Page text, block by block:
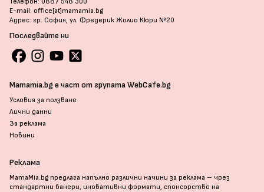
E-mail: office[at]mamamia.bg
Адрес: гр. София, ул. Фредерик Жолио Кюри №20
Последвайте ни
Mamamia.bg е част от групата WebCafe.bg
Условия за ползване
Лични данни
За реклама
Новини
Реклама
MamaMia.bg предлага напълно различни начини за реклама – чрез
стандартни банери, иновативни формати, спонсорство на